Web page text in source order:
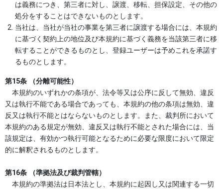
は義務につき、第三者に対し、譲渡、移転、担保設定、その他の
処分をすることはできないものとします。
当社は、当社が当社の事業を第三者に譲渡する場合には、本規約
に基づく契約上の地位及び本規約に基づく義務を当該第三者に移
転することができるものとし、登録ユーザーは予めこれを承諾す
るものとします。
第15条 （分離可能性）
本規約のいずれかの条項が、法令等又は公序に反して無効、違反
又は執行不能である場合であっても、本規約の他の条項は無効、違
反又は執行不能とはならないものとします。また、裁判所において
本規約のある規定が無効、違反又は執行不能とされた場合には、当
該規定は、有効かつ執行可能となるために必要な限度において限定
的に解釈されるものとします。
第16条 （準拠法及び裁判管轄）
本規約の準拠法は日本法とし、本規約に起因し又は関連する一切